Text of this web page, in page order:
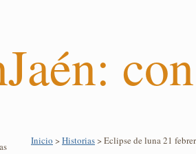
Inicio >Historias> Eclipse de luna 21